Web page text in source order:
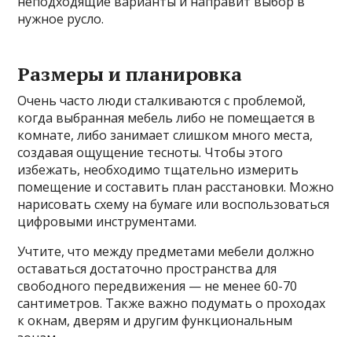
нужное русло.
Размеры и планировка
Очень часто люди сталкиваются с проблемой,
когда выбранная мебель либо не помещается в
комнате, либо занимает слишком много места,
создавая ощущение тесноты. Чтобы этого
избежать, необходимо тщательно измерить
помещение и составить план расстановки. Можно
нарисовать схему на бумаге или воспользоваться
цифровыми инструментами.
Учтите, что между предметами мебели должно
оставаться достаточно пространства для
свободного передвижения — не менее 60-70
сантиметров. Также важно подумать о проходах
к окнам, дверям и другим функциональным